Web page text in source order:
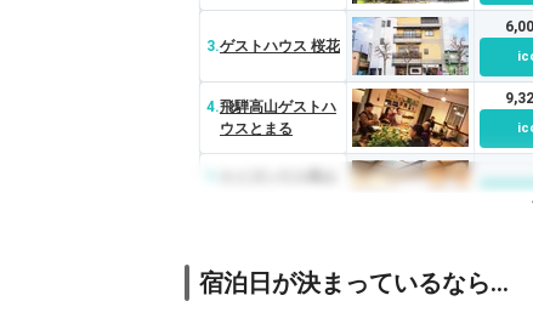
3.ゲストハウス 桜花
4.飛騨高山ゲストハ
ウスとまる
宿泊日が決まっているなら…